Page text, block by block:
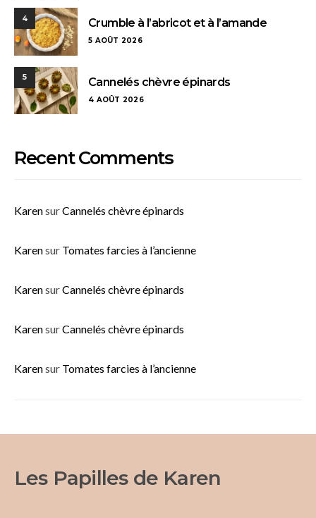
4 Crumble à l’abricot et à l’amande
5 AOÛT 2026
5 Cannelés chèvre épinards
4 AOÛT 2026
Recent Comments
KarensurCannelés chèvre épinards
Karensur Tomates farcies à l’ancienne
KarensurCannelés chèvre épinards
KarensurCannelés chèvre épinards
Karensur Tomates farcies à l’ancienne
Les Papilles de Karen